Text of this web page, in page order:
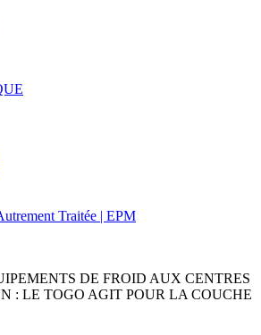
DE FROID AUX CENTRES
: LE TOGO AGIT POUR LA COUCHE